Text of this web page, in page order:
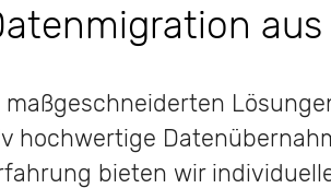
maßgeschneiderten
hochwertige
bieten wir